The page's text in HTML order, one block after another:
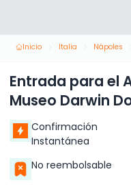
Inicio Italia Nápoles
Entrada para el
Museo Darwin
Confirmación
Instantánea
No reembolsable